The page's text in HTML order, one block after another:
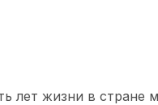
лет жизни в стране